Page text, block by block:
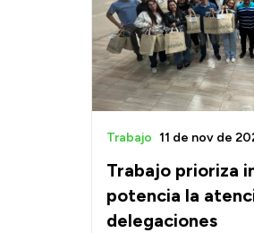
Trabajo prioriza
potencia la
delegaciones
Trabajo 11 de nov de